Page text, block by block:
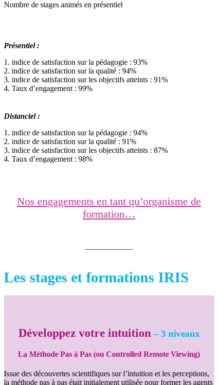
Nombre de stages animés en présentiel
Présentiel :
1. indice de satisfaction sur la pédagogie : 93%
2. indice de satisfaction sur la qualité : 94%
3. indice de satisfaction sur les objectifs atteints : 91%
4. Taux d’engagement : 99%
Distanciel :
1. indice de satisfaction sur la pédagogie : 94%
2. indice de satisfaction sur la qualité : 91%
3. indice de satisfaction sur les objectifs atteints : 87%
4. Taux d’engagement : 98%
Nos engagements en tant qu’organisme de
formation…
Les stages et formations IRIS
Développez votre intuition– 3 niveaux
La Méthode Pas à Pas (ou Controlled Remote Viewing)
Issue des découvertes scientifiques sur l’intuition et les perceptions,
la méthode pas à pas était initialement utilisée pour former les agents